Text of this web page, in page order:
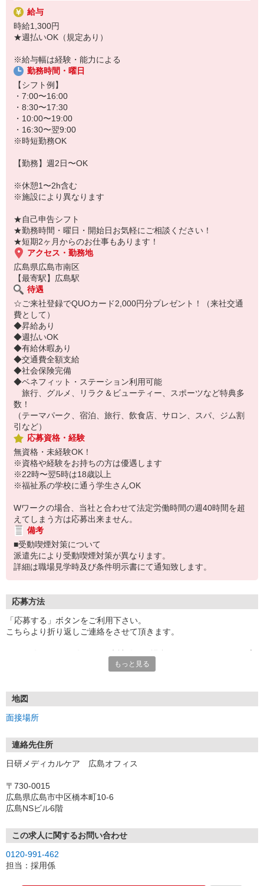
・伝票や診療材料等の補充、整理
・診療補助
・メッセンジャー業務
など
★無資格・未経験OK！未経験から医療業界デビューできちゃいます
★病院、クリニック内は冷暖房完備！いつでも快適にお仕事できま
すよ！
あなたのスキルに合わせて少しずつお仕事をお願いしていきます。
20代・30代・40代・50代・60代、
中！
「近くの病院で働きたい」
「資格はないけど医療業界のお仕事に興味がある」
「すぐに働けるところはないかな…」
そんな方もぜひ！お気軽にご連絡ください♪
給与
時給1,300円
★週払いOK（規定あり）
※給与幅は経験・能力による
勤務時間・曜日
【シフト例】
・7:00〜16:00
・8:30〜17:30
・10:00〜19:00
・16:30〜翌9:00
※時短勤務OK
【勤務】週2日〜OK
※休憩1〜2h含む
※施設により異なります
★自己申告シフト
★勤務時間・曜日・開始日お気軽にご相談ください！
★短期2ヶ月からのお仕事もあります！
アクセス・勤務地
広島県広島市南区
【最寄駅】広島駅
待遇
☆ご来社登録でQUOカード2,000円分プレゼント！（来社交通
費として）
◆昇給あり
◆週払いOK
◆有給休暇あり
◆交通費全額支給
◆社会保険完備
◆ベネフィット・ステーション利用可能
旅行、グルメ、リラク＆ビューティー、スポーツなど特典多
数！
（テーマパーク、宿泊、旅行、飲食店、サロン、スパ、ジム割
引など）
応募資格・経験
無資格・未経験OK！
※資格や経験をお持ちの方は優遇します
※22時〜翌5時は18歳以上
※福祉系の学校に通う学生さんOK
Wワークの場合、当社と合わせて法定労働時間の週40時間を超
えてしまう方は応募出来ません。
備考
■受動喫煙対策について
派遣先により受動喫煙対策が異なります。
詳細は職場見学時及び条件明示書にて通知致します。
応募方法
「応募する」ボタンをご利用下さい。
こちらより折り返しご連絡をさせて頂きます。
もっと見る
地図
面接場所
連絡先住所
日研メディカルケア 広島オフィス
〒730-0015
広島県広島市中区橋本町10-6
広島NSビル6階
この求人に関するお問い合わせ
0120-991-462
担当：採用係